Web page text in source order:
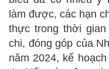
làm được, các hạn
thực trong thời
chi, đóng góp của
năm 2024, kế